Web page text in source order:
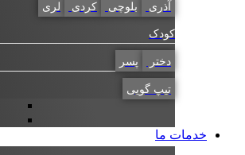
بلوچی کردی لری
کودک
پسر
تیپ گویی
خدمات ما